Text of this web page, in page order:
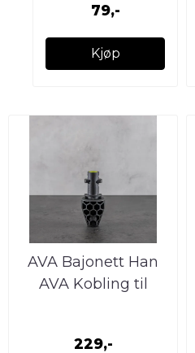
79,-
Kjøp
AVA Bajonett Han
AVA Kobling til
229,-